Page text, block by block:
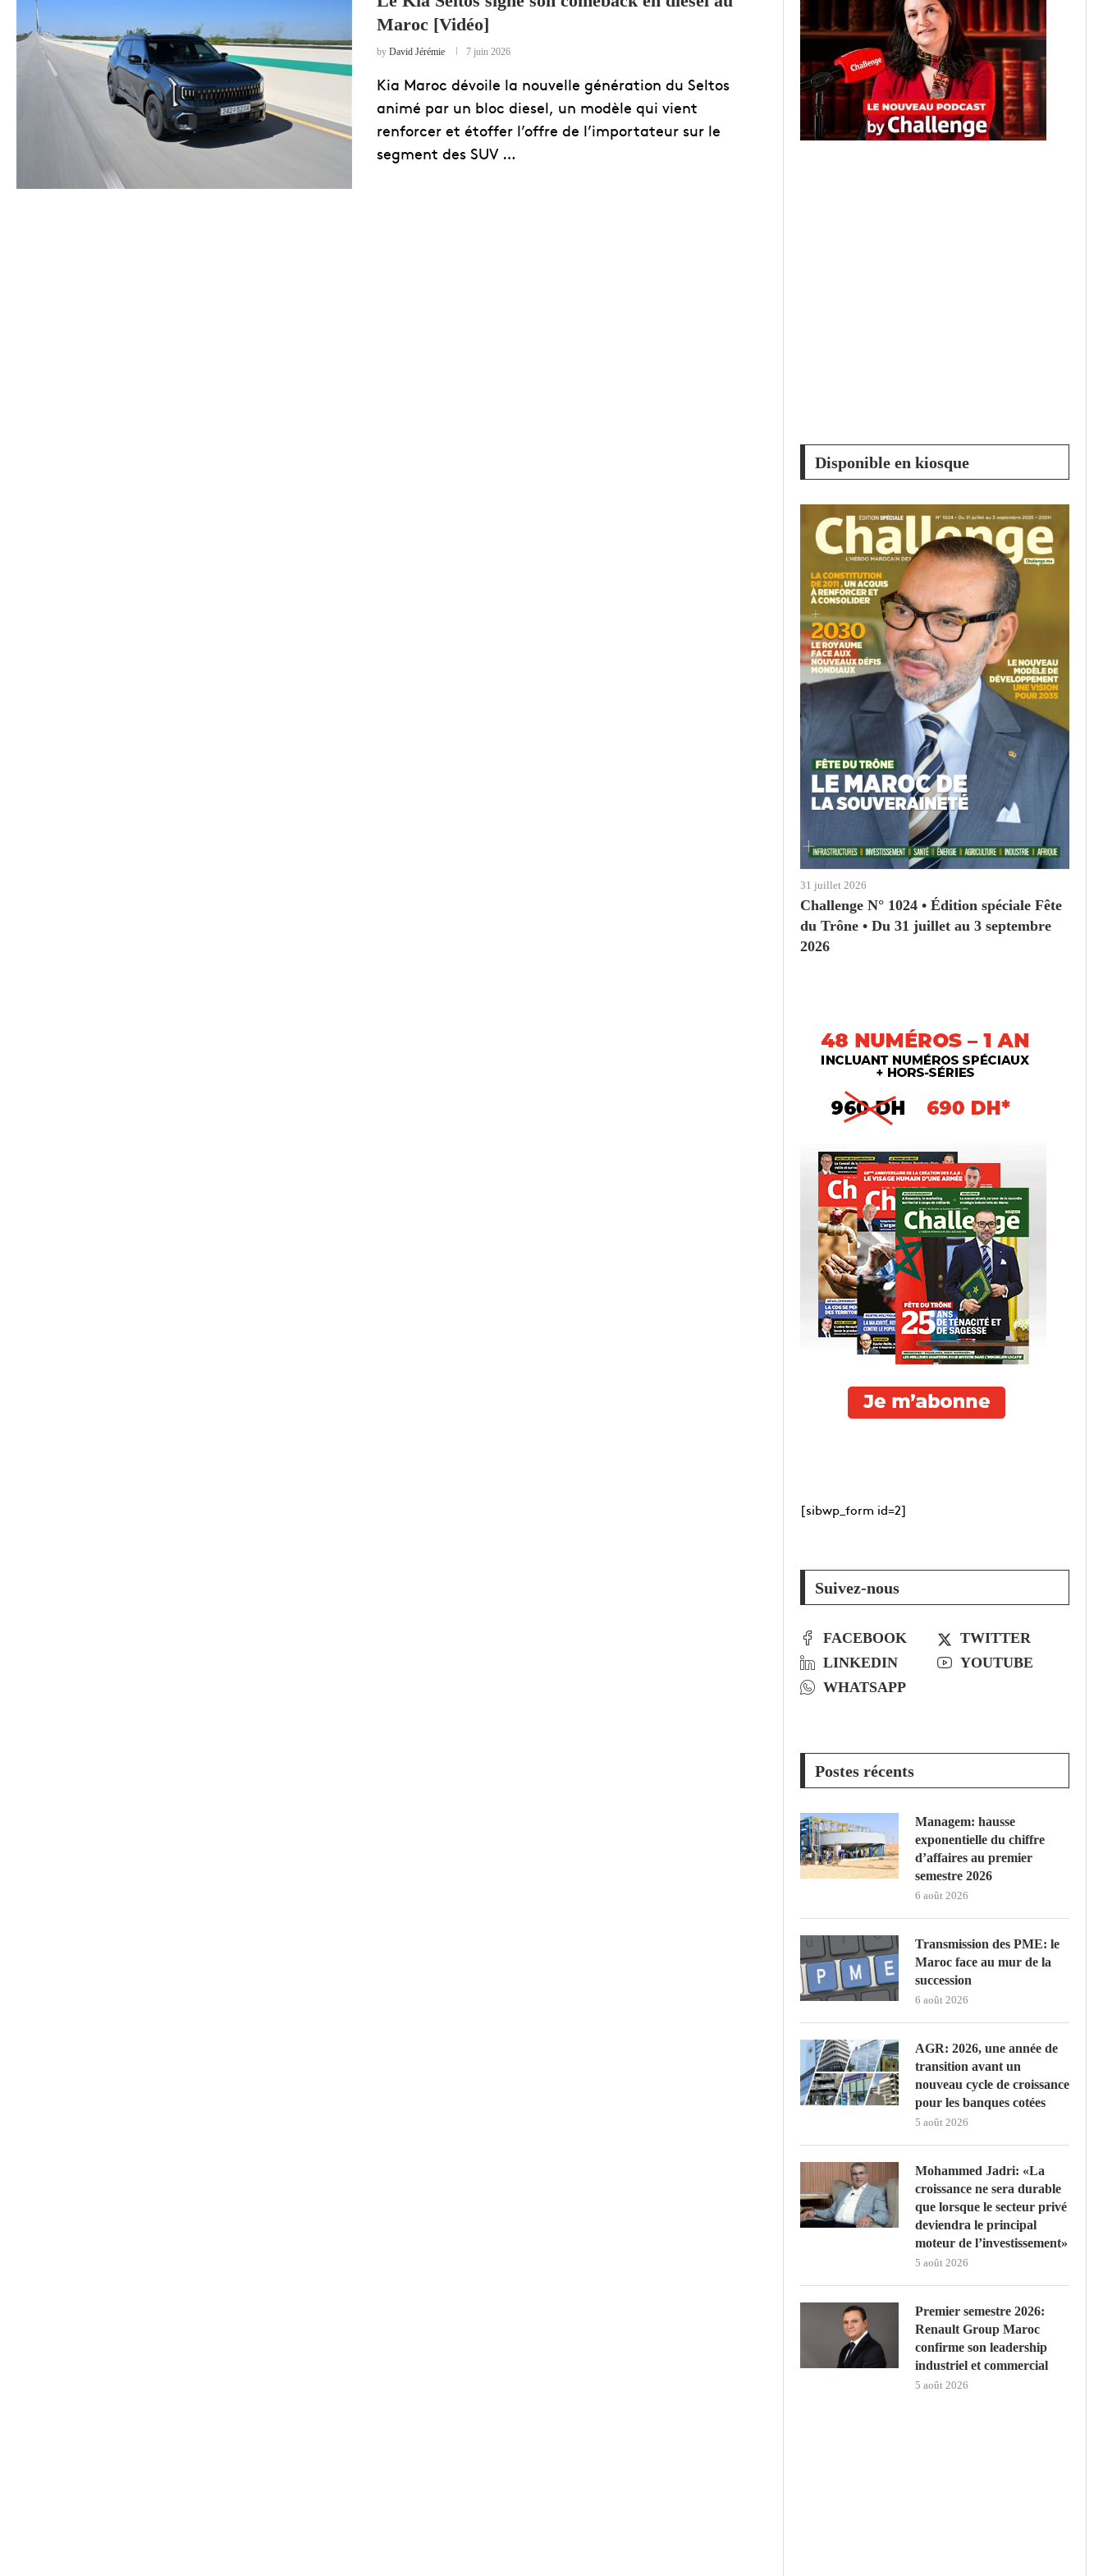
Maroc [Vidéo]
by David Jérémie 7 juin 2026
Kia Maroc dévoile la nouvelle génération du Seltos
animé par un bloc diesel, un modèle qui vient
renforcer et étoffer l’offre de l’importateur sur le
segment des SUV …
Disponible en kiosque
31 juillet 2026
Challenge N° 1024 • Édition spéciale Fête
du Trône • Du 31 juillet au 3 septembre
2026
[sibwp_form id=2]
Suivez-nous
FACEBOOK
TWITTER
LINKEDIN
YOUTUBE
WHATSAPP
Postes récents
Managem: hausse
exponentielle du chiffre
d’affaires au premier
semestre 2026
6 août 2026
Transmission des PME: le
Maroc face au mur de la
succession
6 août 2026
AGR: 2026, une année de
transition avant un
nouveau cycle de croissance
pour les banques cotées
5 août 2026
Mohammed Jadri: «La
croissance ne sera durable
que lorsque le secteur privé
deviendra le principal
moteur de l’investissement»
5 août 2026
Premier semestre 2026:
Renault Group Maroc
confirme son leadership
industriel et commercial
5 août 2026